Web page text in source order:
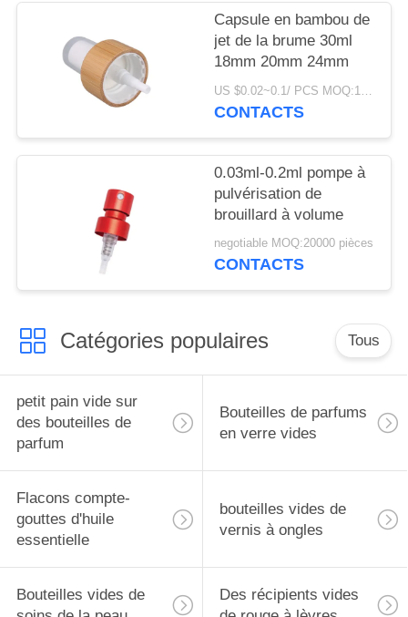
PLAN
PRIVACY
Capsule en bambou de
jet de la brume 30ml
18mm 20mm 24mm
US $0.02~0.1/ PCS MOQ:10000pcs
CONTACTS
0.03ml-0.2ml pompe à
pulvérisation de
brouillard à volume
negotiable MOQ:20000 pièces
CONTACTS
Catégories populaires Tous
petit pain vide sur
des bouteilles de
parfum
Bouteilles de parfums
en verre vides
Flacons compte-
gouttes d'huile
essentielle
bouteilles vides de
vernis à ongles
Bouteilles vides de
Des récipients vides